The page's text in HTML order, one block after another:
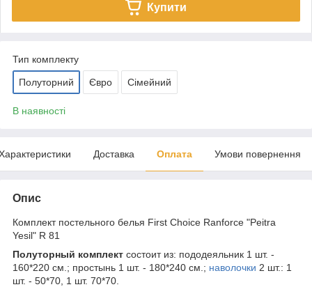
Купити
Тип комплекту
Полуторний Євро Сімейний
В наявності
Доставка Оплата Умови повернення
Опис
Комплект постельного белья First Choice Ranforce "Peitra
Yesil" R 81
Полуторный комплект состоит из: пододеяльник 1 шт. -
160*220 см.; простынь 1 шт. - 180*240 см.; наволочки 2 шт.: 1
шт. - 50*70, 1 шт. 70*70.